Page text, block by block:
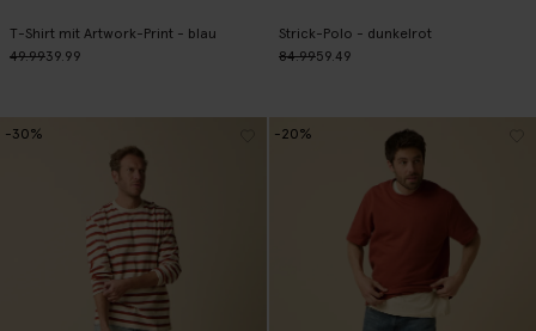
T-Shirt mit Artwork-Print - blau
49.9939.99
Strick-Polo - dunkelrot
84.9959.49
-30% -20%